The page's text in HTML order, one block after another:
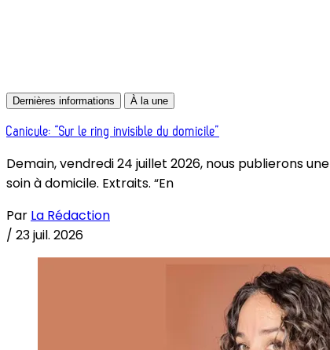
Dernières informations À la une
Canicule: “Sur le ring invisible du domicile”
Demain, vendredi 24 juillet 2026, nous publierons
soin à domicile. Extraits. “En
Par La Rédaction
/ 23 juil. 2026